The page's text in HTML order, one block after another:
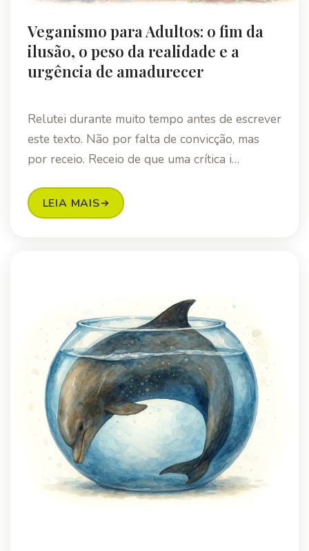
Veganismo para Adultos: o fim da
ilusão, o peso da realidade e a
urgência de amadurecer
Relutei durante muito tempo antes de escrever
este texto. Não por falta de convicção, mas
por receio. Receio de que uma crítica i…
LEIA MAIS